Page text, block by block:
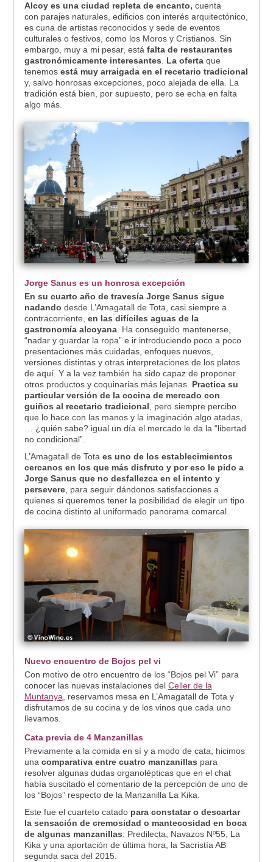
Alcoy es una ciudad repleta de encanto, cuenta
con parajes naturales, edificios con interés arquitectónico,
es cuna de artistas reconocidos y sede de eventos
culturales o festivos, como los Moros y Cristianos. Sin
embargo, muy a mi pesar, está falta de restaurantes
gastronómicamente interesantes
La ofertaque
tenemos está muy arraigada en el recetario tradicional
y, salvo honrosas excepciones, poco alejada de ella. La
tradición está bien, por supuesto, pero se echa en falta
algo más.
Jorge Sanus es un honrosa excepción
En su cuarto año de travesía Jorge Sanus sigue
nadando desde L’Amagatall de Tota, casi siempre a
contracorriente, en las difíciles aguas de la
gastronomía alcoyana. Ha conseguido mantenerse,
“nadar y guardar la ropa” e ir introduciendo poco a poco
presentaciones más cuidadas, enfoques nuevos,
versiones distintas y otras interpretaciones de los platos
de aquí. Y a la vez también ha sido capaz de proponer
otros productos y coquinarias más lejanas. Practica su
particular versión de la cocina de mercado con
guiños al recetario tradicional , pero siempre percibo
que lo hace con las manos y la imaginación algo atadas,
… ¿quién sabe? igual un día el mercado le da la “libertad
no condicional”.
L’Amagatall de Tota es uno de los establecimientos
cercanos en los que más disfruto y por eso le pido a
Jorge Sanus que no desfallezca en el intento y
persevere, para seguir dándonos satisfacciones a
quienes si queremos tener la posibilidad de elegir un tipo
de cocina distinto al uniformado panorama comarcal.
Nuevo encuentro de Bojos pel vi
Con motivo de otro encuentro de los “Bojos pel Vi” para
conocer las nuevas instalaciones del Celler de la
Muntanya , reservamos mesa en L’Amagatall de Tota y
disfrutamos de su cocina y de los vinos que cada uno
llevamos.
Cata previa de 4 Manzanillas
Previamente a la comida en sí y a modo de cata, hicimos
una comparativa entre cuatro manzanillas para
resolver algunas dudas organolépticas que en el chat
había suscitado el comentario de la percepción de uno de
los “Bojos” respecto de la Manzanilla La Kika.
Este fue el cuarteto catado para constatar o descartar
la sensación de cremosidad o mantecosidad en boca
de algunas manzanillas: Predilecta, Navazos Nº55, La
Kika y una aportación de última hora, la Sacristía AB
segunda saca del 2015.